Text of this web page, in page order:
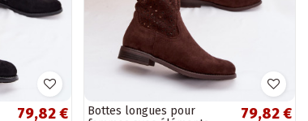
79,82 €
Bottes longues pour
79,82 €